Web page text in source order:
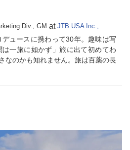
Div., GM at JTB USA Inc.,
デュースに携わって30年。趣味は写
は一旅に如かず」旅に出て初めてわ
なのかも知れません。旅は百薬の長